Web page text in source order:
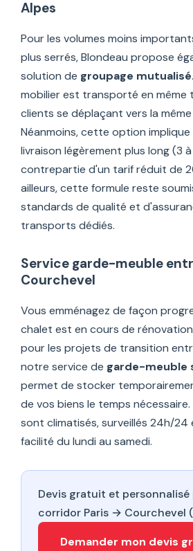
Alpes
Pour les volumes moins
plus serrés, Blondeau propose
solution de groupage mutualisé
mobilier est transporté en même
clients se déplaçant vers la
Néanmoins, cette option implique
livraison légèrement plus long (3
contrepartie d'un tarif réduit de
ailleurs, cette formule reste
standards de qualité et
transports dédiés.
Service garde-meuble
Courchevel
Vous emménagez de façon
chalet est en cours de
pour les projets de transition
notre service de garde-meuble
permet de stocker
de vos biens le temps
sont climatisés, surveillés 24h/24
facilité du lundi au samedi.
Devis gratuit et
corridor Paris → Courchevel
Demander mon devis